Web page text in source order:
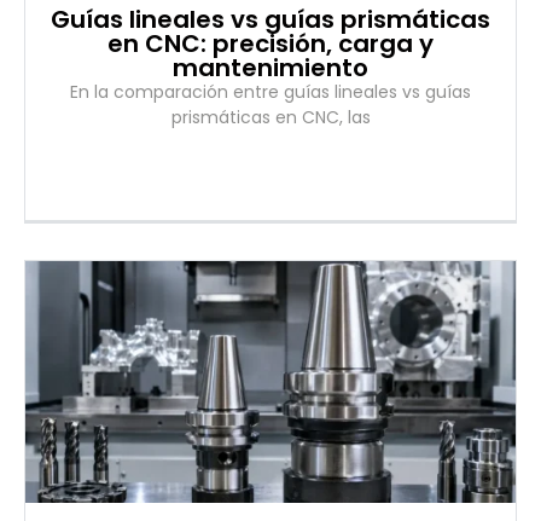
Guías lineales vs guías prismáticas
en CNC: precisión, carga y
mantenimiento
En la comparación entre guías lineales vs guías
prismáticas en CNC, las